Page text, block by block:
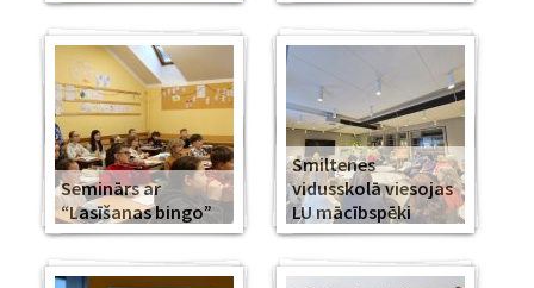
Seminārs ar
“Lasīšanas bingo”
Smiltenes
vidusskolā viesojas
LU mācībspēki